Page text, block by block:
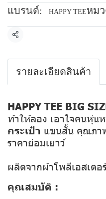
แบรนด์: HAPPY TEEหม
แชร์
รายละเอียดสินค้า
HAPPY TEE BIG
ท้าให้ลอง เอาใจคนหุ่น
กระเป๋า แขนสั้น คุณภา
ราคาย่อมเยาว์
ผลิตจากผ้าโพลีเอสเต
คุณสมบัติ :